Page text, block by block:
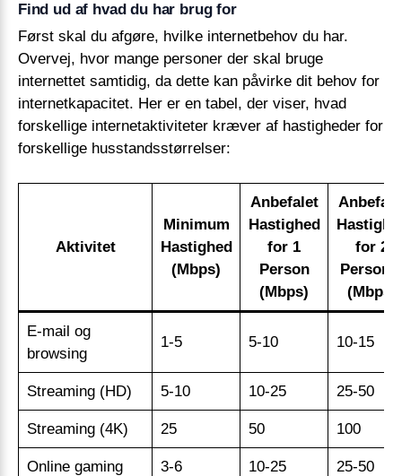
Find ud af hvad du har brug for
Først skal du afgøre, hvilke internetbehov du har.
Overvej, hvor mange personer der skal bruge
internettet samtidig, da dette kan påvirke dit behov for
internetkapacitet. Her er en tabel, der viser, hvad
forskellige internetaktiviteter kræver af hastigheder for
forskellige husstandsstørrelser:
Aktivitet
Minimum
Hastighed
(Mbps)
Anbefalet
Hastighed
for 1
Person
(Mbps)
for 2
(Mbps)
E-mail og
browsing
1-5 5-10 10-15
Streaming (HD) 5-10 10-25 25-50
Streaming (4K) 25 50 100
Online gaming 3-6 10-25 25-50